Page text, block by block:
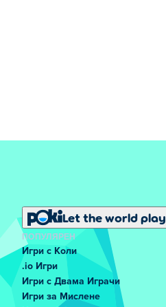
Let the world play
ПОПУЛЯРЕН
Игри с Коли
.io Игри
Игри с Двама Играчи
Игри за Мислене